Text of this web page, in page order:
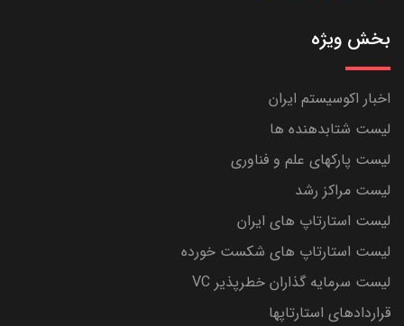
بخش ویژه
اخبار اکوسیستم ایران
لیست شتابدهنده ها
لیست پارکهای علم و فناوری
لیست مراکز رشد
لیست استارتاپ های ایران
لیست استارتاپ های شکست خورده
لیست سرمایه گذاران خطرپذیر VC
قراردادهای استارتاپها